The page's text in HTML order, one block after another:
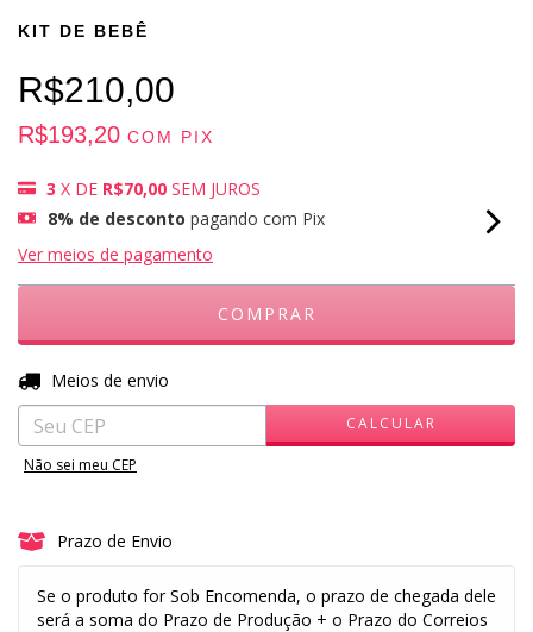
KIT DE BEBÊ
R$210,00
R$193,20 COM PIX
3 X DE R$70,00 SEM JUROS
8% de desconto pagando com Pix
Ver meios de pagamento
Entregas para o CEP:
Meios de envio
CALCULAR
Não sei meu CEP
Prazo de Envio
Se o produto for Sob Encomenda, o prazo de chegada dele
será a soma do Prazo de Produção + o Prazo do Correios